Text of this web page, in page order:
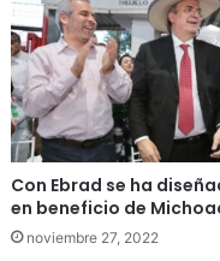
Con Ebrad se ha
en beneficio de
noviembre 27, 2022